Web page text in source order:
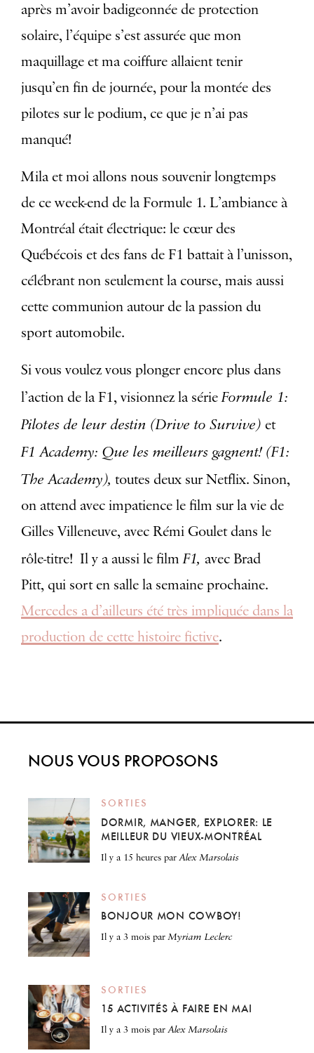
après m’avoir badigeonnée de protection
solaire, l’équipe s’est assurée que mon
maquillage et ma coiffure allaient tenir
jusqu’en fin de journée, pour la montée des
pilotes sur le podium, ce que je n’ai pas
manqué!
Mila et moi allons nous souvenir longtemps
de ce week-end de la Formule 1. L’ambiance à
Montréal était électrique: le cœur des
Québécois et des fans de F1 battait à l’unisson,
célébrant non seulement la course, mais aussi
cette communion autour de la passion du
sport automobile.
Si vous voulez vous plonger encore plus dans
l’action de la F1, visionnez la sérieFormule 1:
Pilotes de leur destin (Drive to Survive) et
F1 Academy: Que les meilleurs gagnent! (F1:
The Academy), toutes deux sur Netflix. Sinon,
on attend avec impatience le film sur la vie de
Gilles Villeneuve, avec Rémi Goulet dans le
rôle-titre! Il y a aussi le filmF1, avec Brad
Pitt, qui sort en salle la semaine prochaine.
Mercedes a d’ailleurs été très impliquée dans la
production de cette histoire fictive.
NOUS VOUS PROPOSONS
SORTIES
DORMIR, MANGER, EXPLORER: LE
MEILLEUR DU VIEUX-MONTRÉAL
il y a 15 heures parAlex Marsolais
SORTIES
BONJOUR MON COWBOY!
il y a 3 mois parMyriam Leclerc
SORTIES
15 ACTIVITÉS À FAIRE EN MAI
il y a 3 mois parAlex Marsolais